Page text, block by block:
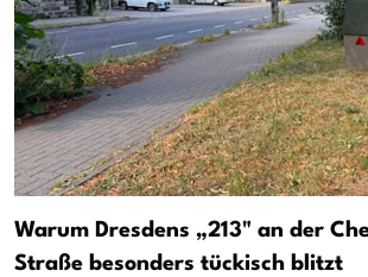
Warum Dresdens „213" an der
Straße besonders tückisch blitzt